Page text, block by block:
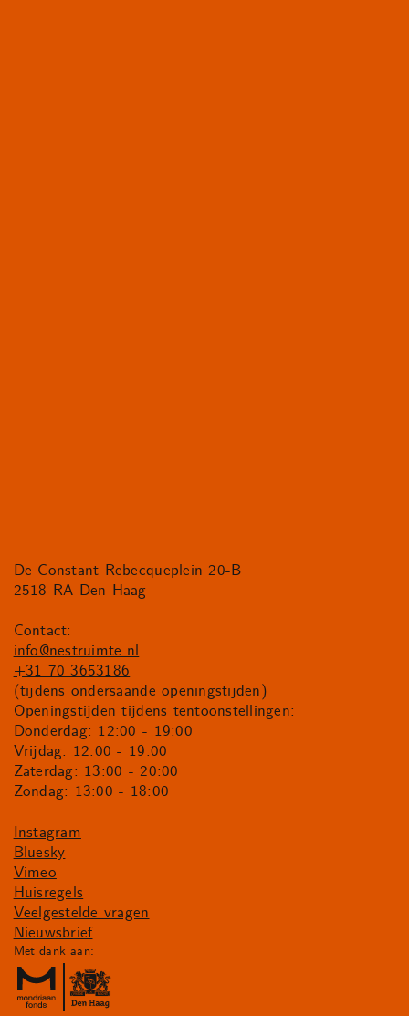
De Constant Rebecqueplein 20-B
2518 RA Den Haag
Contact:
info@nestruimte.nl
+31 70 3653186
(tijdens ondersaande openingstijden)
Openingstijden tijdens tentoonstellingen:
Donderdag: 12:00 - 19:00
Vrijdag: 12:00 - 19:00
Zaterdag: 13:00 - 20:00
Zondag: 13:00 - 18:00
Instagram
Bluesky
Vimeo
Huisregels
Veelgestelde vragen
Nieuwsbrief
Met dank aan: